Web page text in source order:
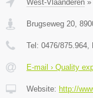
West-Vlaanderen »
Brugseweg 20
Tel: 0476/875.964
E-mail › Quality
Website: http://